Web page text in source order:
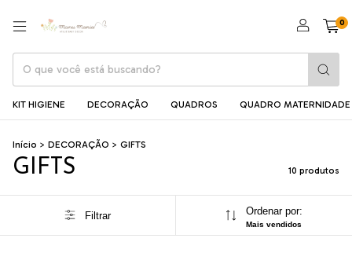
0
KIT HIGIENE DECORAÇÃO QUADROS QUADRO MATERNIDADE
Início > DECORAÇÃO > GIFTS
GIFTS 10 produtos
Filtrar Ordenar por:
Mais vendidos